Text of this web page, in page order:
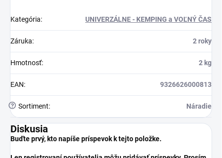
Kategória: UNIVERZÁLNE - KEMPING a VOĽNÝ ČAS
Záruka: 2 roky
Hmotnosť: 2 kg
EAN: 9326626000813
? Sortiment: Náradie
Diskusia
Buďte prvý, kto napíše príspevok k tejto položke.